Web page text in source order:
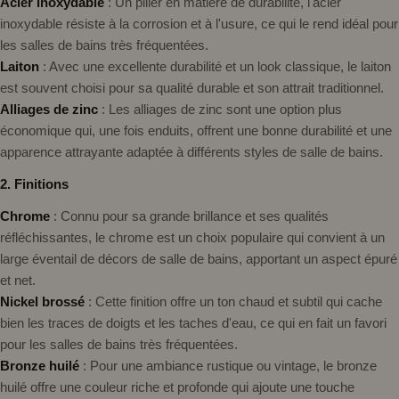
inoxydable résiste à la corrosion et à l'usure, ce qui le rend idéal pour
les salles de bains très fréquentées.
Laiton : Avec une excellente durabilité et un look classique, le laiton
est souvent choisi pour sa qualité durable et son attrait traditionnel.
Alliages de zinc : Les alliages de zinc sont une option plus
économique qui, une fois enduits, offrent une bonne durabilité et une
apparence attrayante adaptée à différents styles de salle de bains.
2. Finitions
Chrome : Connu pour sa grande brillance et ses qualités
réfléchissantes, le chrome est un choix populaire qui convient à un
large éventail de décors de salle de bains, apportant un aspect épuré
et net.
Nickel brossé : Cette finition offre un ton chaud et subtil qui cache
bien les traces de doigts et les taches d'eau, ce qui en fait un favori
pour les salles de bains très fréquentées.
Bronze huilé : Pour une ambiance rustique ou vintage, le bronze
huilé offre une couleur riche et profonde qui ajoute une touche